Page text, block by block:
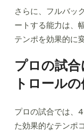
さらに、フルバッ
ートする能力は、
テンポを効果的に
プロの試
トロール
プロの試合では、
た効果的なテンポ